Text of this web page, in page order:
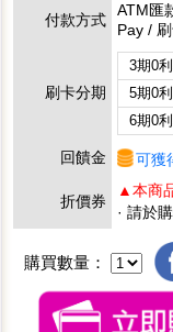
付款方式
ATM匯
Pay /
刷卡分期
3期0
5期0
6期0
回饋金 可獲
折價券
▲本商
· 請於
購買數量：